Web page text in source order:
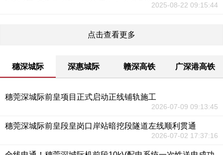
2025-08-22 09:15:44
点击查看更多
穗深城际 深惠城际 赣深高铁 广深港高铁
穗莞深城际前皇项目正式启动正线铺轨施工
2026-07-09 09:13:45
穗莞深城际前皇段皇岗口岸站暗挖段隧道左线顺利贯通
2026-07-02 17:37:16